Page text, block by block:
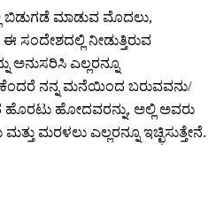
ಬಿಡುಗಡೆ ಮಾಡುವ ಮೊದಲು,
ಸಂದೇಶದಲ್ಲಿ ನೀಡುತ್ತಿರುವ
ಅನುಸರಿಸಿ ಎಲ್ಲರನ್ನೂ
ಏಕೆಂದರೆ ನನ್ನ ಮನೆಯಿಂದ ಬರುವವನು/
ಹೊರಟು ಹೋದವರನ್ನು, ಅಲ್ಲಿ ಅವರು
ಮರಳಲು ಎಲ್ಲರನ್ನೂ ಇಚ್ಛಿಸುತ್ತೇನೆ.